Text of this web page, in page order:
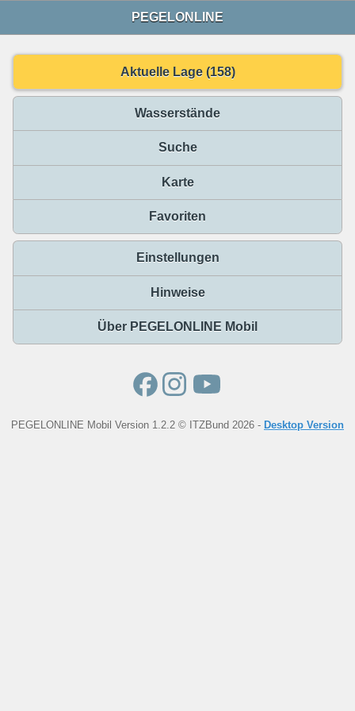
PEGELONLINE
Aktuelle Lage (158)
Wasserstände
Suche
Karte
Favoriten
Einstellungen
Hinweise
Über PEGELONLINE Mobil
PEGELONLINE Mobil Version 1.2.2 © ITZBund 2026 - Desktop Version